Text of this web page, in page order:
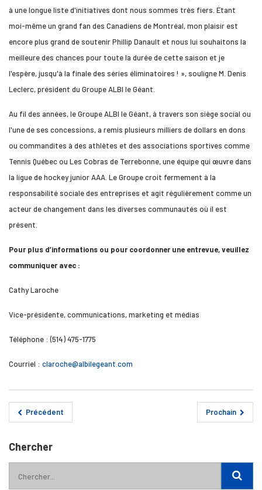
à une longue liste d'initiatives dont nous sommes très fiers. Étant
moi-même un grand fan des Canadiens de Montréal, mon plaisir est
encore plus grand de soutenir Phillip Danault et nous lui souhaitons la
meilleure des chances pour toute la durée de cette saison et je
l'espère, jusqu'à la finale des séries éliminatoires ! », souligne M. Denis
Leclerc, président du Groupe ALBI le Géant.
Au fil des années, le Groupe ALBI le Géant, à travers son siège social ou
l'une de ses concessions, a remis plusieurs milliers de dollars en dons
ou commandites à des athlètes et des associations sportives comme
Tennis Québec ou Les Cobras de Terrebonne, une équipe qui œuvre dans
la ligue de hockey junior AAA. Le Groupe croit fermement à la
responsabilité sociale des entreprises et agit régulièrement comme un
acteur de changement dans les diverses communautés où il est
présent.
Pour plus d’informations ou pour coordonner une entrevue, veuillez
communiquer avec :
Cathy Laroche
Vice-présidente, communications, marketing et médias
Téléphone : (514) 475-1775
Courriel : claroche@albilegeant.com
Précédent Prochain
Chercher